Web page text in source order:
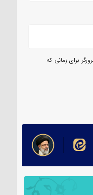
برای زمانی که